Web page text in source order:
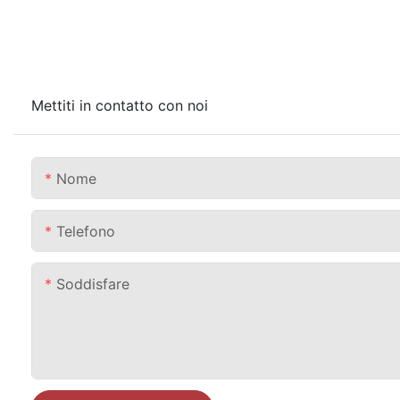
Mettiti in contatto con noi
Nome
Telefono
Soddisfare